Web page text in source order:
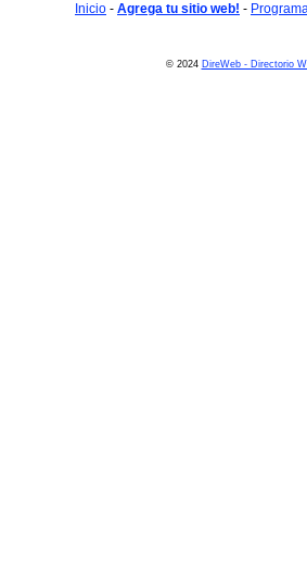
Inicio - Agrega tu sitio web! -
© 2024 DireWeb - Directorio